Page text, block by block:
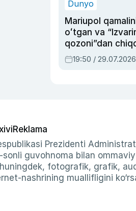
Dunyo
Mariupol
oʻtgan va
qozoni”dan
qahramon —
armiyasi bosh
19:50 / 29.07.2026
Reklama
Prezidenti
guvohnoma bilan
fotografik, grafik,
nashrining muallifligini